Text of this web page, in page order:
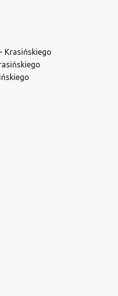
Krasińskiego